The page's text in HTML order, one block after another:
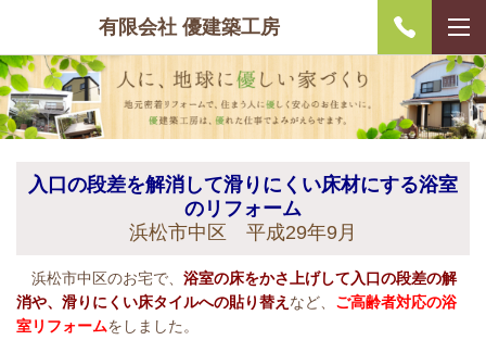
有限会社 優建築工房
入口の段差を解消して滑りにくい床材にする浴室
のリフォーム
浜松市中区 平成29年9月
浜松市中区のお宅で、 浴室の床をかさ上げして入口の段差の解
消や、滑りにくい床タイルへの貼り替え など、 ご高齢者対応の浴
室リフォームをしました。